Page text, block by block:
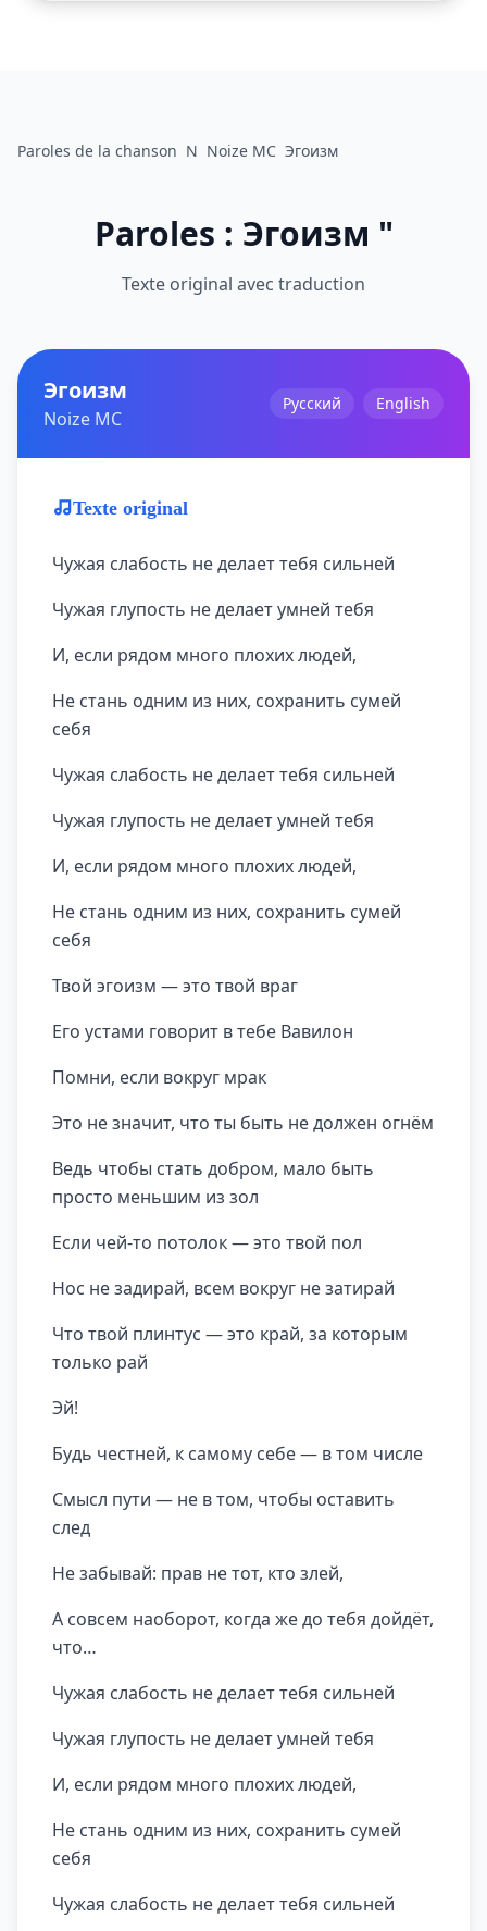
Paroles de la chanson N Noize MC Эгоизм
Paroles : Эгоизм "
Texte original avec traduction
Эгоизм
Noize MC
Русский English
Texte original
Чужая слабость не делает тебя сильней
Чужая глупость не делает умней тебя
И, если рядом много плохих людей,
Не стань одним из них, сохранить сумей
себя
Чужая слабость не делает тебя сильней
Чужая глупость не делает умней тебя
И, если рядом много плохих людей,
Не стань одним из них, сохранить сумей
себя
Твой эгоизм — это твой враг
Его устами говорит в тебе Вавилон
Помни, если вокруг мрак
Это не значит, что ты быть не должен огнём
Ведь чтобы стать добром, мало быть
просто меньшим из зол
Если чей-то потолок — это твой пол
Нос не задирай, всем вокруг не затирай
Что твой плинтус — это край, за которым
только рай
Эй!
Будь честней, к самому себе — в том числе
Смысл пути — не в том, чтобы оставить
след
Не забывай: прав не тот, кто злей,
А совсем наоборот, когда же до тебя дойдёт,
что…
Чужая слабость не делает тебя сильней
Чужая глупость не делает умней тебя
И, если рядом много плохих людей,
Не стань одним из них, сохранить сумей
себя
Чужая слабость не делает тебя сильней